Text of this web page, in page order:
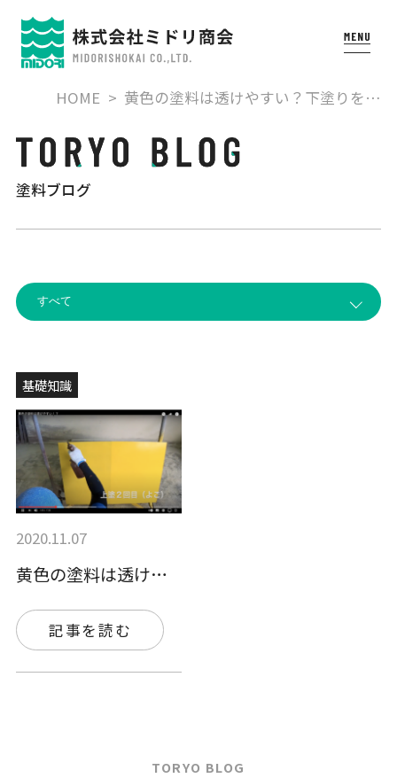
HOME 黄色の塗料は透けやすい？下塗りを…
塗料ブログ
基礎知識
2020.11.07
黄色の塗料は透けやすい？下塗りをしてキレ…
記事を読む
TORYO BLOG